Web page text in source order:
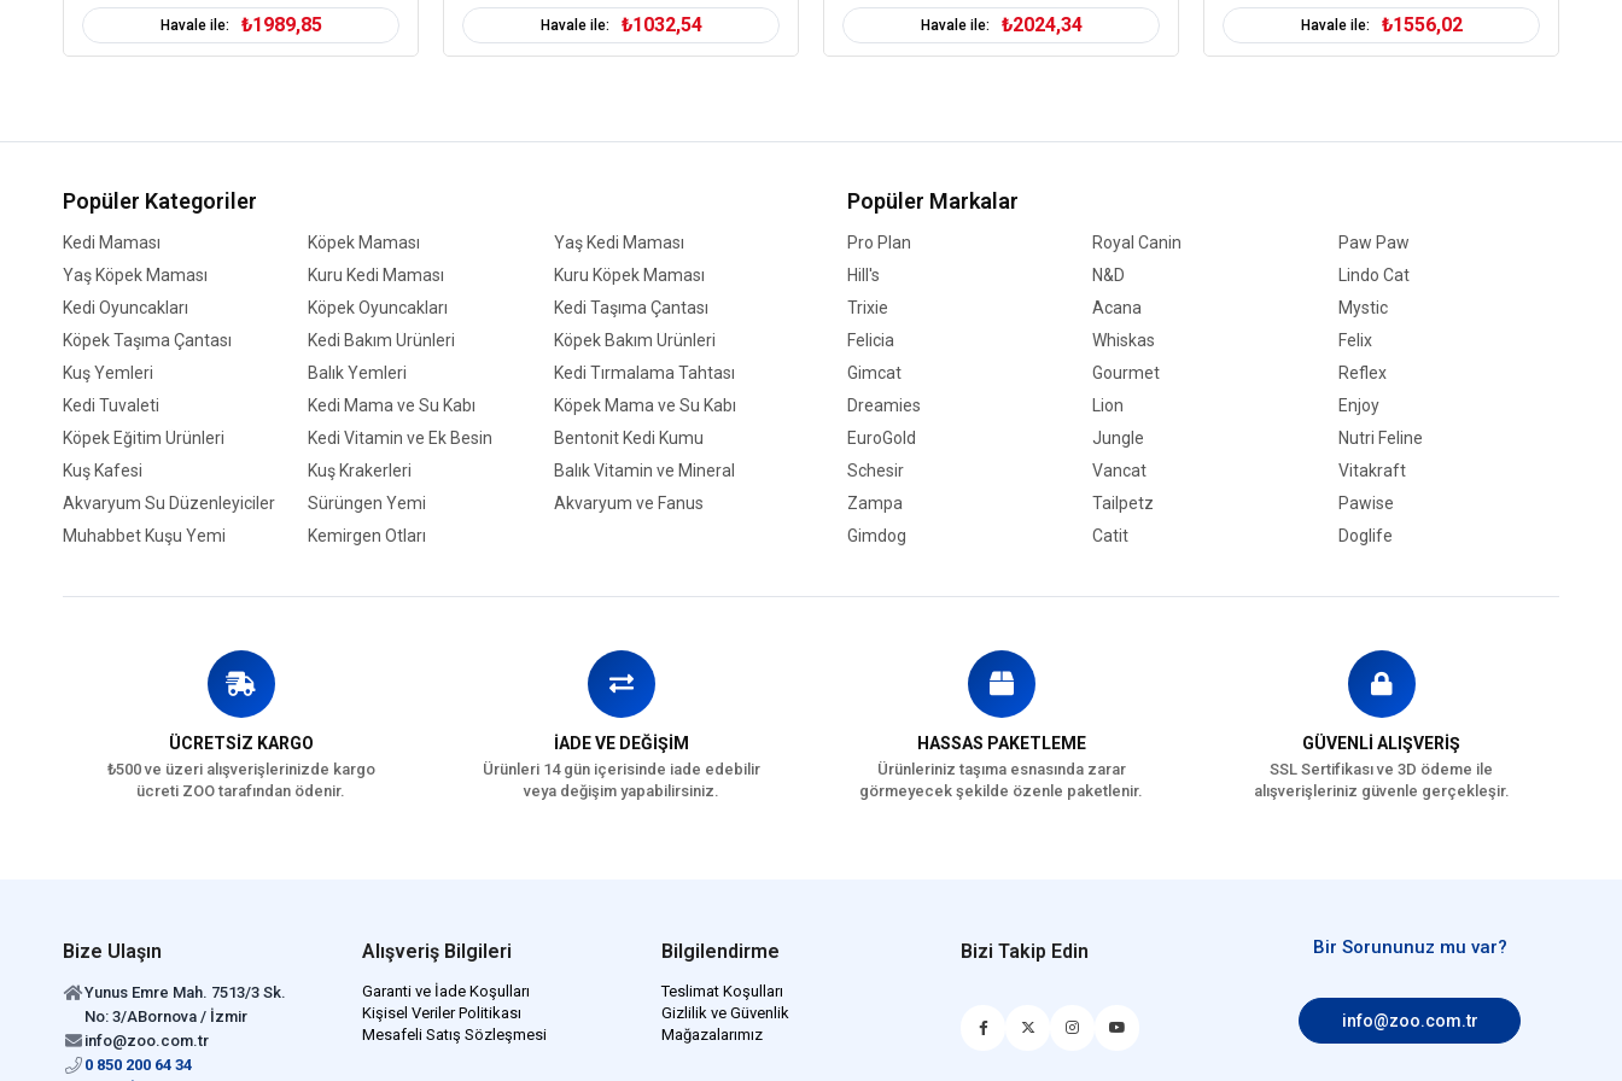
Ispanak Tozu
Psyllium %0.3
Glukozamin
Kondroitin Sülfat
Marigold Özü Lutein Kaynağı
Köpek Yaş Aralığı Yetişkin (1-7 Yaş)
Köpek Maması Tahıl
Oranı
Tahılsız
Gereksinim
ve Deri Sağlığı
Köpek Irk Boyutu Orta Irk (11-25 kg) Büyük Irk (26-44 kg) Dev Irk (45
Köpek Maması İçerik Tavuk Meyve
Köpek Irk Özelliği
Havale ile: ₺1989,85 Havale ile: ₺1032,54 Havale ile: ₺2024,34 Havale ile: ₺1556,02
Popüler Kategoriler
Kedi Maması Köpek Maması
Yaş Kedi Maması
Yaş Köpek Maması
Kuru Kedi Maması
Kuru Köpek Maması
Kedi Oyuncakları
Köpek Oyuncakları
Kedi Taşıma Çantası
Köpek Taşıma Çantası
Kedi Bakım Ürünleri
Köpek Bakım Ürünleri
Kuş Yemleri
Balık Yemleri
Kedi Tırmalama Tahtası
Kedi Tuvaleti
Kedi Mama ve Su Kabı
Köpek Mama ve Su Kabı
Köpek Eğitim Ürünleri
Kedi Vitamin ve Ek Besin
Bentonit Kedi Kumu
Kuş Kafesi
Kuş Krakerleri
Balık Vitamin ve Mineral
Akvaryum Su Düzenleyiciler
Sürüngen Yemi
Akvaryum ve Fanus
Muhabbet Kuşu Yemi
Kemirgen Otları
Popüler Markalar
Pro Plan Royal Canin
Paw Paw
Hill's
N&D
Lindo Cat
Trixie
Acana
Mystic
Felicia
Whiskas
Felix
Gimcat
Gourmet
Reflex
Dreamies
Lion
Enjoy
EuroGold
Jungle
Nutri Feline
Schesir
Vancat
Vitakraft
Zampa
Tailpetz
Pawise
Gimdog
Catit Doglife
ÜCRETSİZ KARGO
₺500 ve üzeri alışverişlerinizde kargo
ücreti ZOO tarafından ödenir.
İADE VE DEĞİŞİM
Ürünleri 14 gün içerisinde iade edebilir
veya değişim yapabilirsiniz.
HASSAS PAKETLEME
Ürünleriniz taşıma esnasında zarar
görmeyecek şekilde özenle paketlenir.
GÜVENLİ ALIŞVERİŞ
SSL Sertifikası ve 3D ödeme ile
alışverişleriniz güvenle gerçekleşir.
Bize Ulaşın
Yunus Emre Mah. 7513/3 Sk.
No: 3/ABornova / İzmir
info@zoo.com.tr
0 850 200 64 34
Alışveriş Bilgileri
Garanti ve İade Koşulları
Kişisel Veriler Politikası
Mesafeli Satış Sözleşmesi
Bilgilendirme
Teslimat Koşulları
Gizlilik ve Güvenlik
Mağazalarımız
Bizi Takip Edin Bir Sorununuz mu var?
info@zoo.com.tr